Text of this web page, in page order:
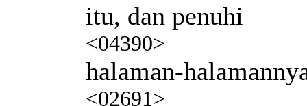
itu, dan penuhi
<04390>
halaman-
<02691>